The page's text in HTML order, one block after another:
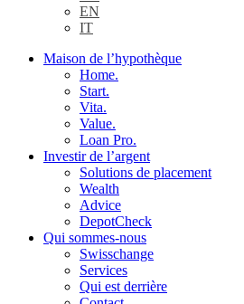
EN
IT
Maison de l’hypothèque
Home.
Start.
Vita.
Value.
Loan Pro.
Investir de l’argent
Solutions de placement
Wealth
Advice
DepotCheck
Qui sommes-nous
Swisschange
Services
Qui est derrière